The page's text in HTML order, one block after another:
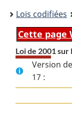
here:
Lois codifiées
Cette page
Loi de 2001 sur
Version
17 :